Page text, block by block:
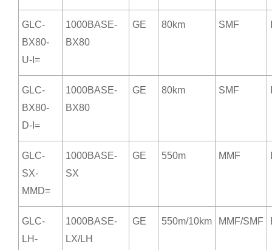
GLC-
BX80-
U-I=
1000BASE-
BX80
GE 80km SMF
GLC-
BX80-
D-I=
1000BASE-
BX80
GE 80km SMF
GLC-
SX-
MMD=
1000BASE-
SX
GE 550m MMF
GLC-
LH-
1000BASE-
LX/LH
GE 550m/10km MMF/SMF